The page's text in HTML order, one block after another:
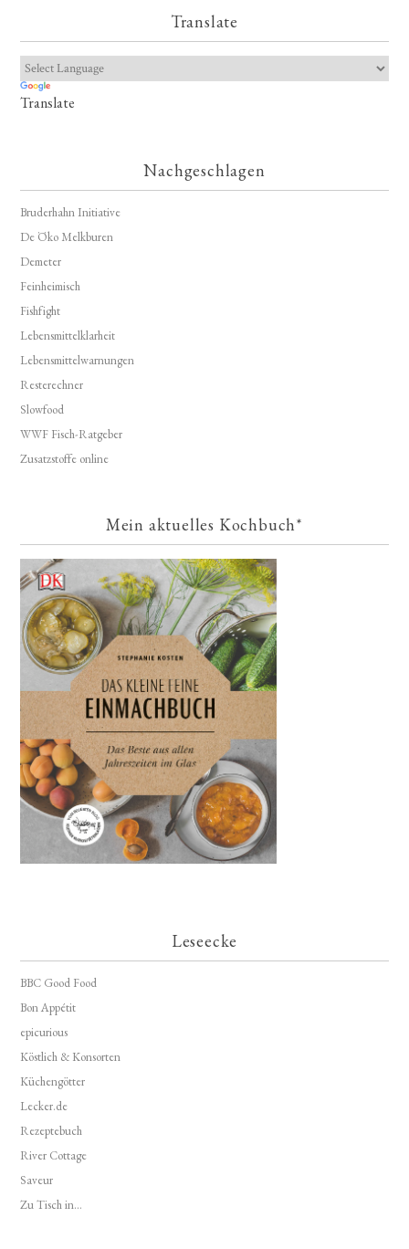
Translate
Translate
Nachgeschlagen
Bruderhahn Initiative
De Öko Melkburen
Demeter
Feinheimisch
Fishfight
Lebensmittelklarheit
Lebensmittelwarnungen
Resterechner
Slowfood
WWF Fisch-Ratgeber
Zusatzstoffe online
Mein aktuelles Kochbuch*
Leseecke
BBC Good Food
Bon Appétit
epicurious
Köstlich & Konsorten
Küchengötter
Lecker.de
Rezeptebuch
River Cottage
Saveur
Zu Tisch in...